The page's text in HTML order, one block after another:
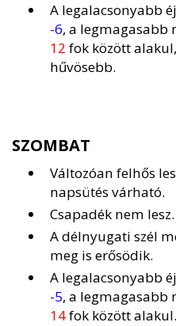
A legalacsonyabb
-6, a legmagasabb
12 fok között
hűvösebb.
SZOMBAT
Változóan felhős
napsütés várható.
Csapadék nem lesz.
A délnyugati szél
meg is erősödik.
A legalacsonyabb
-5, a legmagasabb
14fok között alakul.